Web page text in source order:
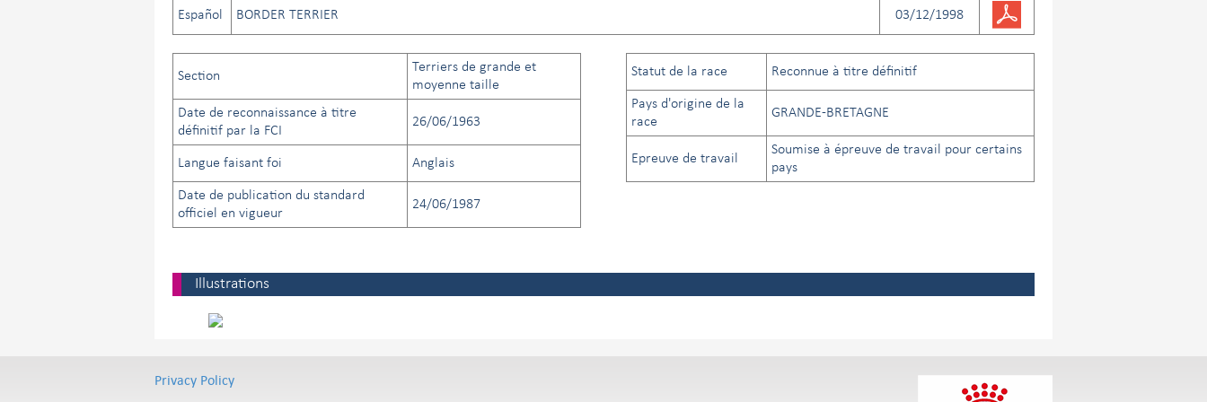
Español BORDER TERRIER 03/12/1998
Section
Terriers de grande et
moyenne taille
Date de reconnaissance à titre
définitif par la FCI
26/06/1963
Langue faisant foi Anglais
Date de publication du standard
officiel en vigueur
24/06/1987
Statut de la race Reconnue à titre définitif
Pays d'origine de la
race
GRANDE-BRETAGNE
Epreuve de travail
Soumise à épreuve de travail pour certains
pays
Illustrations
Privacy Policy